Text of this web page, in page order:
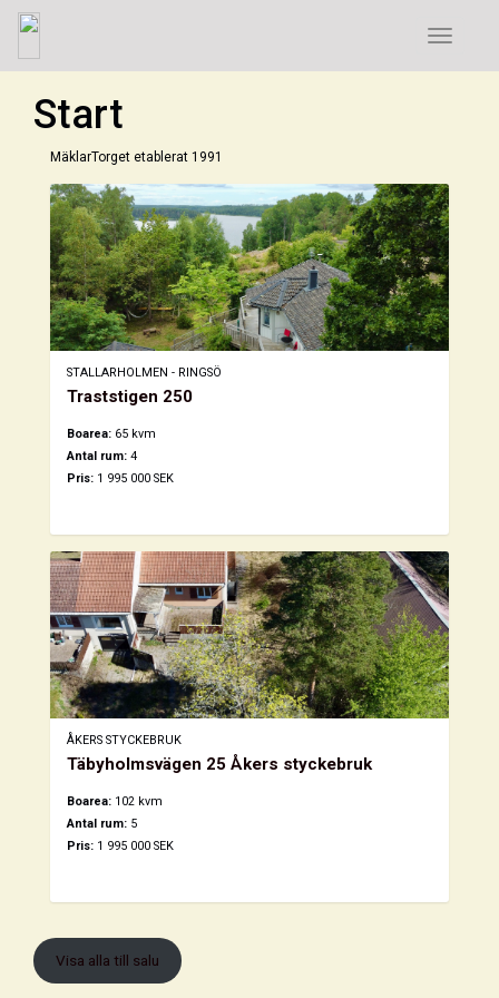
Toggle
Start
MäklarTorget etablerat 1991
STALLARHOLMEN - RINGSÖ
Traststigen 250
Boarea: 65 kvm
Antal rum: 4
Pris: 1 995 000 SEK
ÅKERS STYCKEBRUK
Täbyholmsvägen 25 Åkers styckebruk
Boarea: 102 kvm
Antal rum: 5
Pris: 1 995 000 SEK
Visa alla till salu